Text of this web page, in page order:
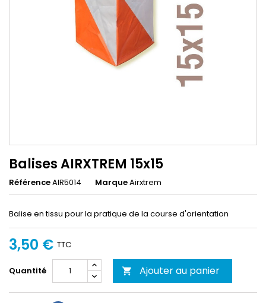
Balises AIRXTREM 15x15
RéférenceAIR5014 MarqueAirxtrem
Balise en tissu pour la pratique de la course d'orientation
3,50 € TTC
Quantité  Ajouter au panier